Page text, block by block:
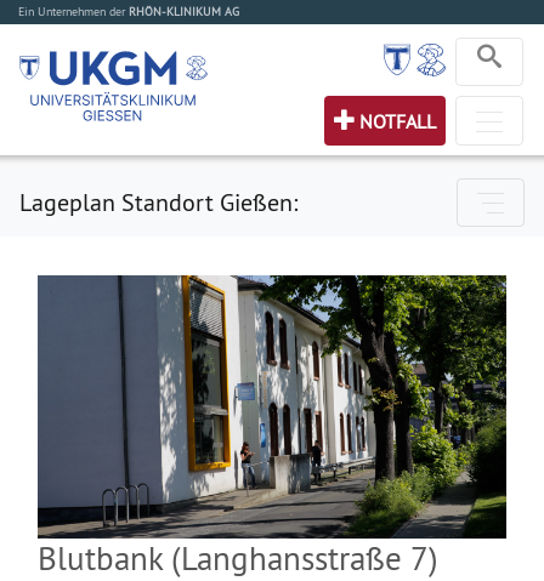
Ein Unternehmen der RHÖN-KLINIKUM AG
NOTFALL
Lageplan Standort Gießen:
Blutbank (Langhansstraße 7)